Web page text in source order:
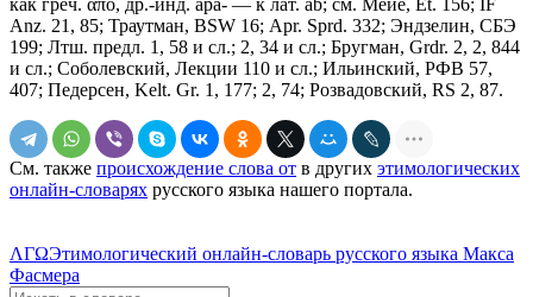
Anz. 21, 85; Траутман, ВSW 16; Арr. Sprd. 332; Эндзелин, СБЭ
199; Лтш. предл. 1, 58 и сл.; 2, 34 и сл.; Бругман, Grdr. 2, 2, 844
и сл.; Соболевский, Лекции 110 и сл.; Ильинский, РФВ 57,
407; Педерсен, Kelt. Gr. 1, 177; 2, 74; Розвадовский, RS 2, 87.
См. также происхождение слова от в других этимологических
онлайн-словарях русского языка нашего портала.
ΛΓΩЭтимологический онлайн-словарь русского языка Макса
Фасмера